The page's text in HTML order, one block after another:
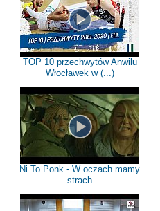
TOP 10 przechwytów Anwilu
Włocławek w (...)
Ni To Ponk - W oczach mamy
strach